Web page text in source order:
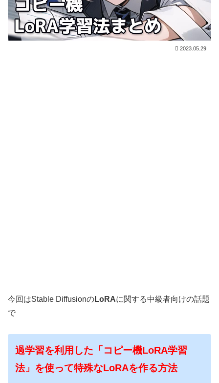
2023.05.29
今回はStable DiffusionのLoRAに関する中級者向けの話題
で
過学習を利用した「コピー機LoRA学習
法」を使って特殊なLoRAを作る方法